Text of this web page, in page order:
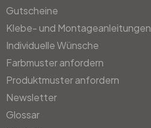
Gutscheine
Klebe- und Montageanleitungen
Individuelle Wünsche
Farbmuster anfordern
Produktmuster anfordern
Newsletter
Glossar